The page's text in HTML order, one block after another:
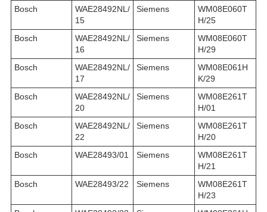
Bosch
WAE28492NL/
15
Siemens
WM08E060T
H/25
Bosch
WAE28492NL/
16
Siemens
WM08E060T
H/29
Bosch
WAE28492NL/
17
Siemens
WM08E061H
K/29
Bosch
WAE28492NL/
20
Siemens
WM08E261T
H/01
Bosch
WAE28492NL/
22
Siemens
WM08E261T
H/20
Bosch
WAE28493/01 Siemens
WM08E261T
H/21
Bosch
WAE28493/22 Siemens
WM08E261T
H/23